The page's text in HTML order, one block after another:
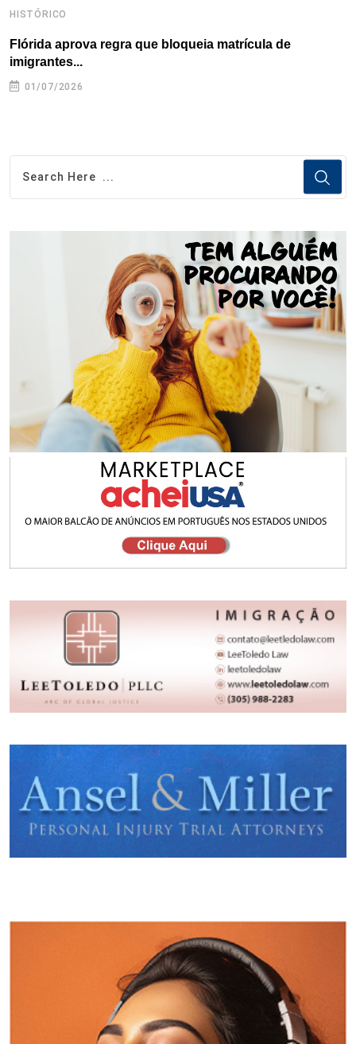
HISTÓRICO
Flórida aprova regra que bloqueia matrícula de
imigrantes...
01/07/2026